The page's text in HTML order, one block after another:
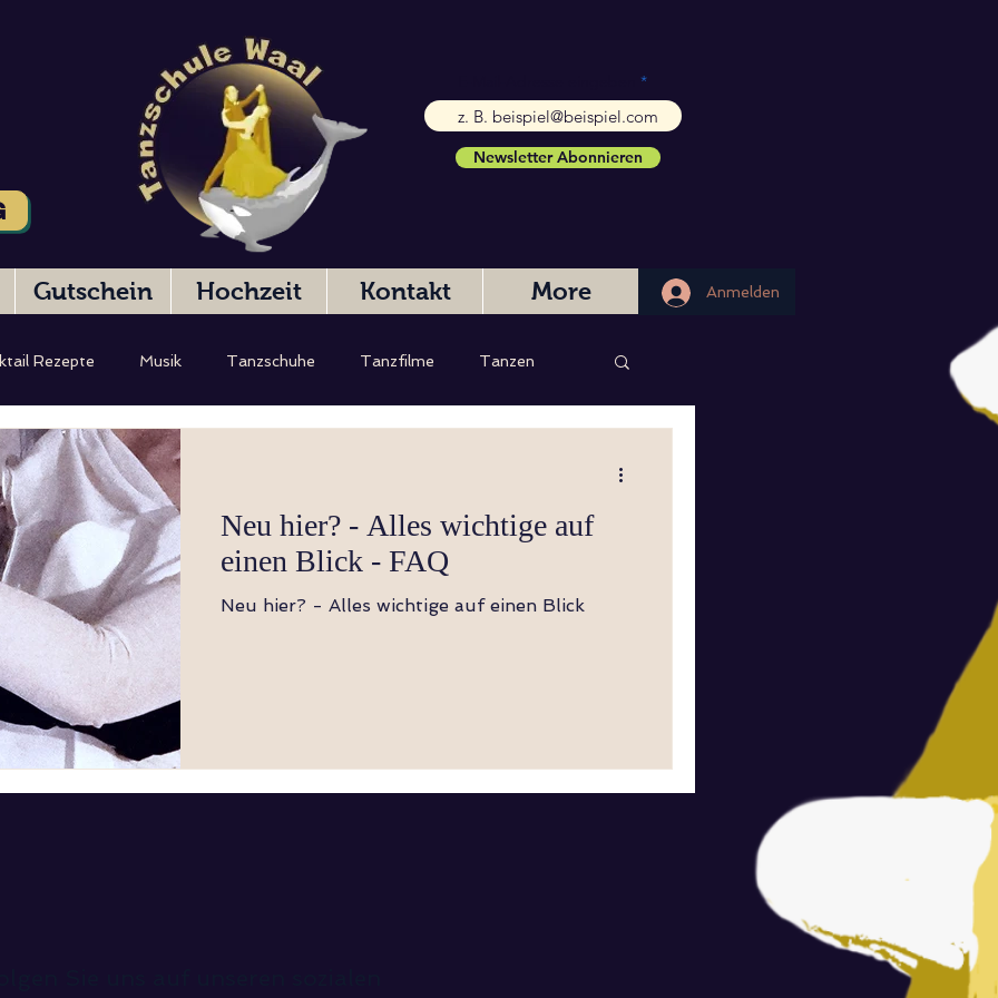
Newsletter Abonnieren
Anmelden
Rezepte Musik Tanzschuhe Tanzfilme Tanzen
Hochzeitstanz
Neu hier? - Alles wichtige auf
einen Blick - FAQ
Neu hier? - Alles wichtige auf einen Blick
Anmelden
Gutschein Hochzeit Kontakt More